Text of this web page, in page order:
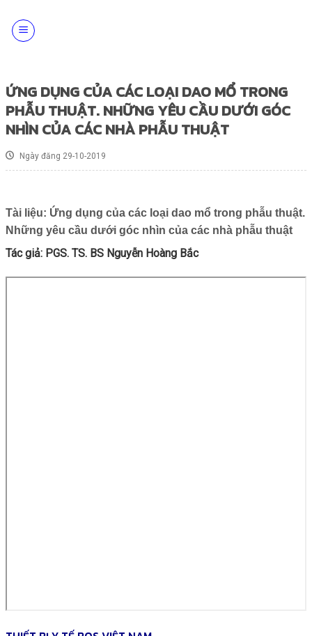
content
ỨNG DỤNG CỦA CÁC LOẠI DAO MỔ TRONG
PHẪU THUẬT. NHỮNG YÊU CẦU DƯỚI GÓC
NHÌN CỦA CÁC NHÀ PHẪU THUẬT
Ngày đăng 29-10-2019
Tài liệu: Ứng dụng của các loại dao mổ trong phẫu thuật.
Những yêu cầu dưới góc nhìn của các nhà phẫu thuật
Tác giả: PGS. TS. BS Nguyễn Hoàng Bắc